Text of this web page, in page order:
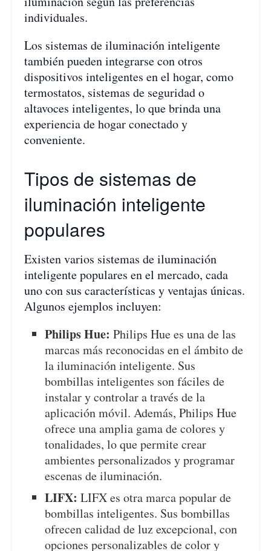
individuales.
Los sistemas de iluminación inteligente
también pueden integrarse con otros
dispositivos inteligentes en el hogar, como
termostatos, sistemas de seguridad o
altavoces inteligentes, lo que brinda una
experiencia de hogar conectado y
conveniente.
Tipos de sistemas de
iluminación inteligente
populares
Existen varios sistemas de iluminación
inteligente populares en el mercado, cada
uno con sus características y ventajas únicas.
Algunos ejemplos incluyen:
Philips Hue: Philips Hue es una de las
marcas más reconocidas en el ámbito de
la iluminación inteligente. Sus
bombillas inteligentes son fáciles de
instalar y controlar a través de la
aplicación móvil. Además, Philips Hue
ofrece una amplia gama de colores y
tonalidades, lo que permite crear
ambientes personalizados y programar
escenas de iluminación.
LIFX: LIFX es otra marca popular de
bombillas inteligentes. Sus bombillas
ofrecen calidad de luz excepcional, con
opciones personalizables de color y